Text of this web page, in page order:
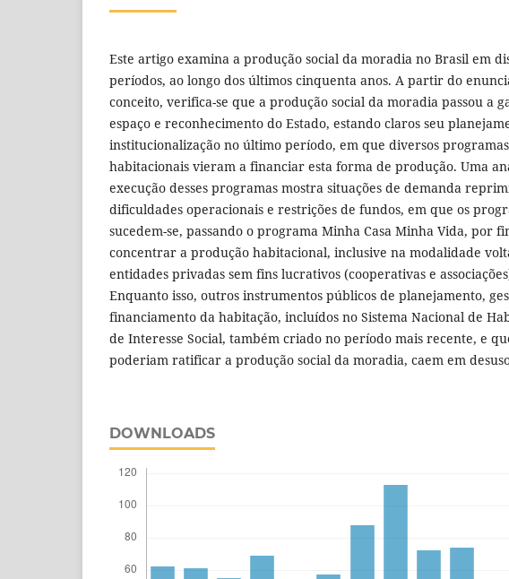
Este artigo examina a produção social da moradia no Brasil em
períodos, ao longo dos últimos cinquenta anos. A partir do
conceito, verifica-se que a produção social da moradia passou a
espaço e reconhecimento do Estado, estando claros seu
institucionalização no último período, em que diversos programas
habitacionais vieram a financiar esta forma de produção. Uma
execução desses programas mostra situações de demanda
dificuldades operacionais e restrições de fundos, em que os
sucedem-se, passando o programa Minha Casa Minha Vida, por
concentrar a produção habitacional, inclusive na modalidade
entidades privadas sem fins lucrativos (cooperativas e
Enquanto isso, outros instrumentos públicos de planejamento,
financiamento da habitação, incluídos no Sistema Nacional de
de Interesse Social, também criado no período mais recente, e
poderiam ratificar a produção social da moradia, caem em
DOWNLOADS